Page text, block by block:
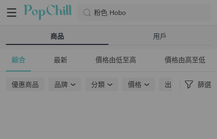
粉色 Hobo
商品 用戶
綜合 最新 價格由低至高 價格由高至低
優惠商品 品牌 分類 價格 出貨地點 篩選